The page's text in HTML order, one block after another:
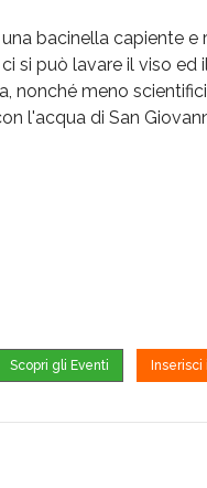
bacinella capiente
si può lavare il viso
nonché meno
l'acqua di San
Scopri gli Eventi